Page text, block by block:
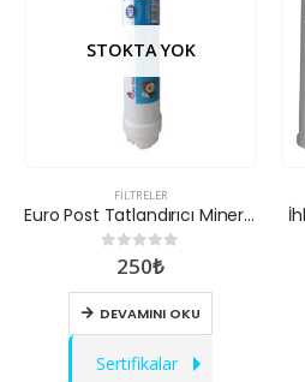
STOKTA YOK
FILTRELER
Euro Post Tatlandırıcı Mineral Filtre
out of 5
250₺
DEVAMINI OKU
Sertifikalar